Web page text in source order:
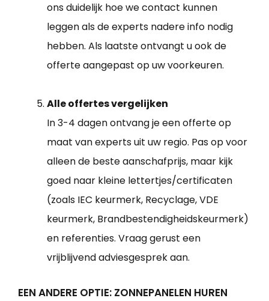
ons duidelijk hoe we contact kunnen
leggen als de experts nadere info nodig
hebben. Als laatste ontvangt u ook de
offerte aangepast op uw voorkeuren.
Alle offertes vergelijken
In 3-4 dagen ontvang je een offerte op
maat van experts uit uw regio. Pas op voor
alleen de beste aanschafprijs, maar kijk
goed naar kleine lettertjes/certificaten
(zoals IEC keurmerk, Recyclage, VDE
keurmerk, Brandbestendigheidskeurmerk)
en referenties. Vraag gerust een
vrijblijvend adviesgesprek aan.
EEN ANDERE OPTIE: ZONNEPANELEN HUREN